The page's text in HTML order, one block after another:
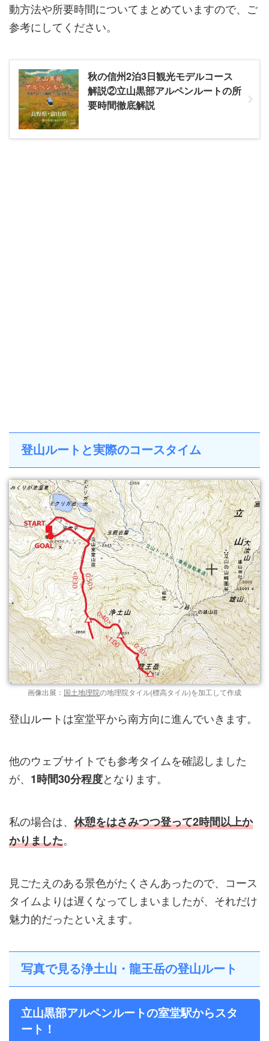
動方法や所要時間についてまとめていますので、ご
参考にしてください。
秋の信州2泊3日観光モデルコース
解説②立山黒部アルペンルートの所
要時間徹底解説
登山ルートと実際のコースタイム
画像出展： 国土地理院の地理院タイル(標高タイル)を加工して作成
登山ルートは室堂平から南方向に進んでいきます。
他のウェブサイトでも参考タイムを確認しました
が、 1時間30分程度となります。
私の場合は、 休憩をはさみつつ登って2時間以上か
かりました。
見ごたえのある景色がたくさんあったので、コース
タイムよりは遅くなってしまいましたが、それだけ
魅力的だったといえます。
写真で見る浄土山・龍王岳の登山ルート
立山黒部アルペンルートの室堂駅からスタ
ート！